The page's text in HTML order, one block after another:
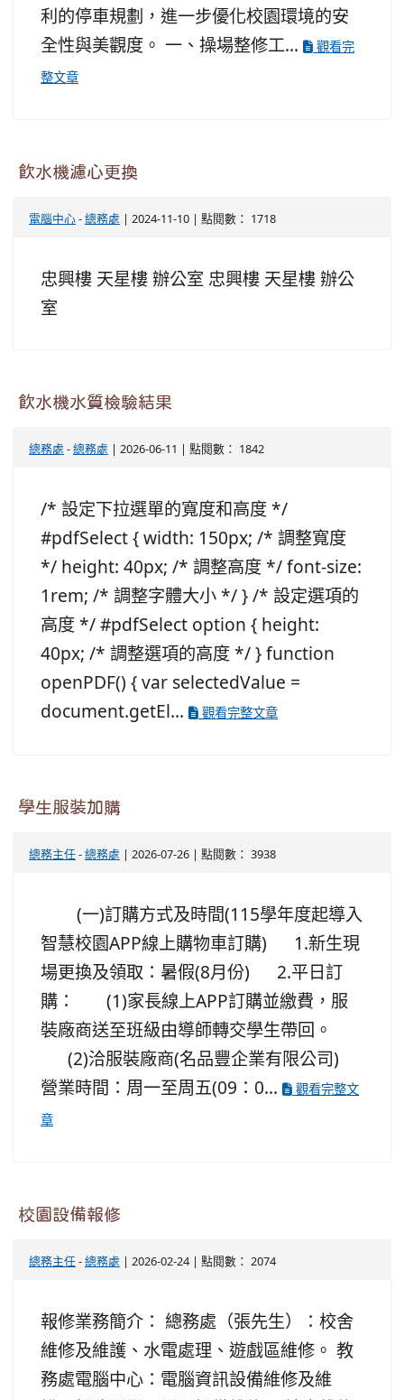
利的停車規劃，進一步優化校園環境的安
全性與美觀度。 一、操場整修工...
觀看完
整文章
飲水機濾心更換
電腦中心-總務處 | 2024-11-10 | 點閱數： 1718
忠興樓 天星樓 辦公室 忠興樓 天星樓 辦公
室
飲水機水質檢驗結果
總務處 -總務處 | 2026-06-11 | 點閱數： 1842
/* 設定下拉選單的寬度和高度 */
#pdfSelect { width: 150px; /* 調整寬度
*/ height: 40px; /* 調整高度 */ font-size:
1rem; /* 調整字體大小 */ } /* 設定選項的
高度 */ #pdfSelect option { height:
40px; /* 調整選項的高度 */ } function
openPDF() { var selectedValue =
document.getEl...
觀看完整文章
學生服裝加購
總務主任-總務處 | 2026-07-26 | 點閱數： 3938
(一)訂購方式及時間(115學年度起導入
智慧校園APP線上購物車訂購) 1.新生現
場更換及領取：暑假(8月份) 2.平日訂
購： (1)家長線上APP訂購並繳費，服
裝廠商送至班級由導師轉交學生帶回。
(2)洽服裝廠商(名品豐企業有限公司)
營業時間：周一至周五(09：0...
觀看完整文
章
校園設備報修
總務主任-總務處 | 2026-02-24 | 點閱數： 2074
報修業務簡介： 總務處（張先生）：校舍
維修及維護、水電處理、遊戲區維修。 教
務處電腦中心：電腦資訊設備維修及維